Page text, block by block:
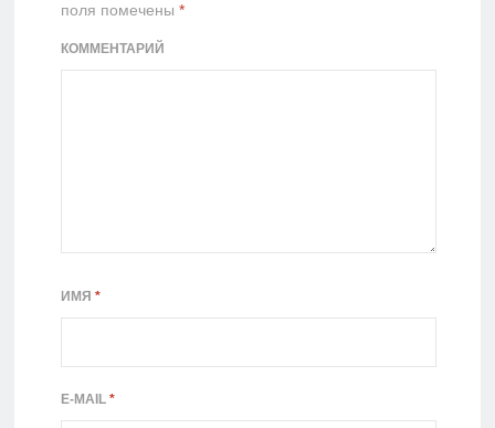
поля помечены *
КОММЕНТАРИЙ
ИМЯ *
E-MAIL *